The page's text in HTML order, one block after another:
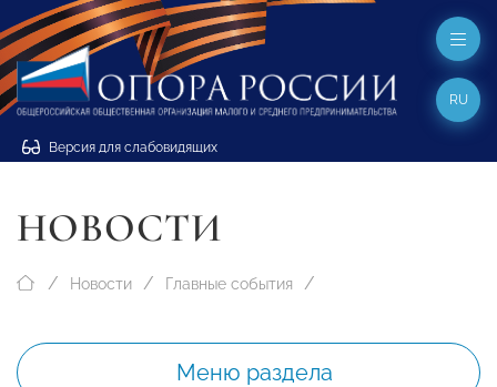
Версия для слабовидящих
RU
НОВОСТИ
Новости Главные события
Меню раздела